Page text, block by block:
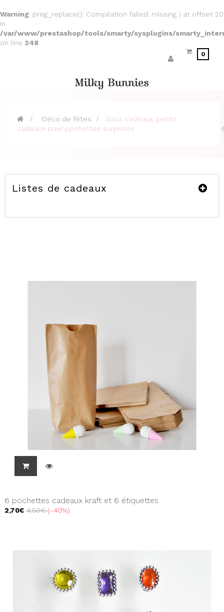
Warning: preg_replace(): Compilation failed: missing ) at offset 20
in
/var/www/prestashop/tools/smarty/sysplugins/
on line 248
0
> Déco de fêtes >
Sacs cadeaux, petits
cadeaux pour pochettes surprises
Listes de cadeaux
6 pochettes cadeaux kraft et 6 étiquettes
2,70€ 4,50€ -40%